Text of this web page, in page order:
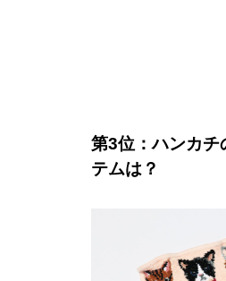
第3位：ハンカチ
テムは？